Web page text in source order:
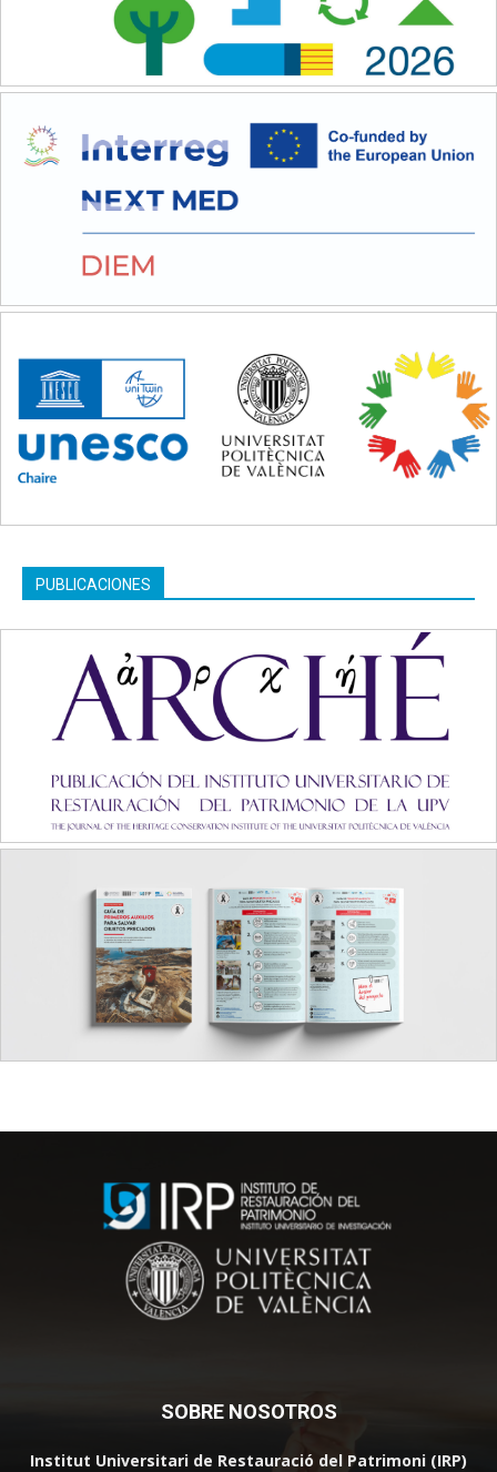
PUBLICACIONES
SOBRE NOSOTROS
Institut Universitari de Restauració del Patrimoni (IRP)